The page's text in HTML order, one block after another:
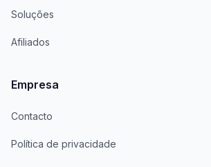
Soluções
Afiliados
Empresa
Contacto
Política de privacidade